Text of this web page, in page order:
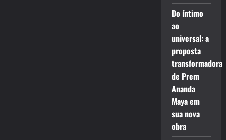
Do íntimo
ao
universal: a
proposta
transformadora
de Prem
Ananda
Maya em
sua nova
obra